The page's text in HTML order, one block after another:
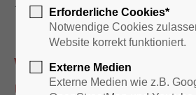
Rathaus & Bürgerservice
Wir sind für Sie da –
und digital!
Erforderliche Cookies*
Notwendige Cookies
Website korrekt funktioniert.
Externe Medien
Externe Medien wie z.B.